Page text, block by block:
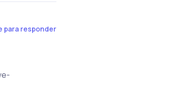
para responder